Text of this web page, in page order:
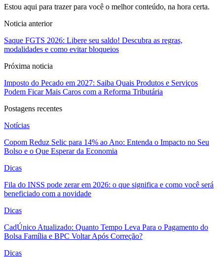
Estou aqui para trazer para você o melhor conteúdo, na hora certa.
Noticia anterior
Saque FGTS 2026: Libere seu saldo! Descubra as regras,
modalidades e como evitar bloqueios
Próxima noticia
Imposto do Pecado em 2027: Saiba Quais Produtos e Serviços
Podem Ficar Mais Caros com a Reforma Tributária
Postagens recentes
Notícias
Copom Reduz Selic para 14% ao Ano: Entenda o Impacto no Seu
Bolso e o Que Esperar da Economia
Dicas
Fila do INSS pode zerar em 2026: o que significa e como você será
beneficiado com a novidade
Dicas
CadÚnico Atualizado: Quanto Tempo Leva Para o Pagamento do
Bolsa Família e BPC Voltar Após Correção?
Dicas